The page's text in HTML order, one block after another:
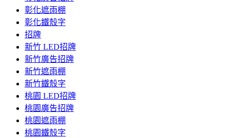
彰化遮雨棚
彰化鐵殼字
招牌
新竹 LED招牌
新竹廣告招牌
新竹遮雨棚
新竹鐵殼字
桃園 LED招牌
桃園廣告招牌
桃園遮雨棚
桃園鐵殼字